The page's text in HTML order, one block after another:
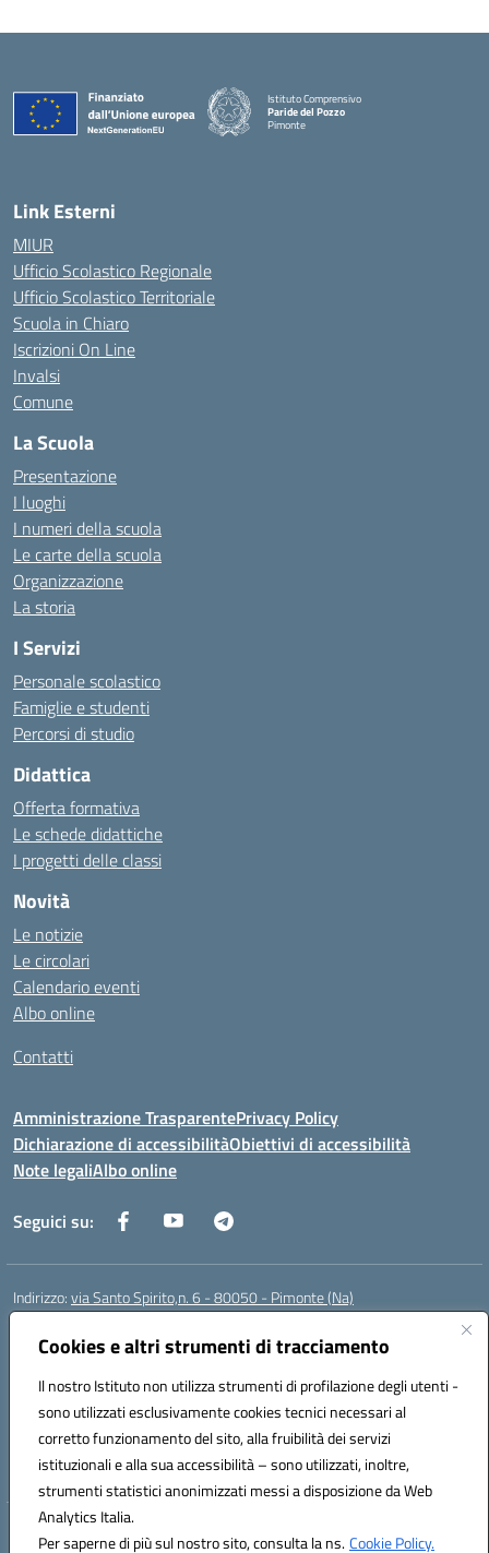
Cookies e altri strumenti di tracciamento
Il nostro Istituto non utilizza strumenti di profilazione degli utenti -
sono utilizzati esclusivamente cookies tecnici necessari al
corretto funzionamento del sito, alla fruibilità dei servizi
istituzionali e alla sua accessibilità – sono utilizzati, inoltre,
strumenti statistici anonimizzati messi a disposizione da Web
Analytics Italia.
Per saperne di più sul nostro sito, consulta la ns.Cookie Policy.
Istituto Comprensivo
Paride del Pozzo
Pimonte
Link Esterni
MIUR
Ufficio Scolastico Regionale
Ufficio Scolastico Territoriale
Scuola in Chiaro
Iscrizioni On Line
Invalsi
Comune
La Scuola
Presentazione
I luoghi
I numeri della scuola
Le carte della scuola
Organizzazione
La storia
I Servizi
Personale scolastico
Famiglie e studenti
Percorsi di studio
Didattica
Offerta formativa
Le schede didattiche
I progetti delle classi
Novità
Le notizie
Le circolari
Calendario eventi
Albo online
Contatti
Amministrazione TrasparentePrivacy Policy
Dichiarazione di accessibilitàObiettivi di accessibilità
Note legaliAlbo online
Seguici su:
Indirizzo:via Santo Spirito,n. 6 - 80050 - Pimonte (Na)
Centralino:
Posta elettronica certificata (PEC):naic86400x@pec.istruzione.it
Codice fiscale: 82008870634
Codice meccanografico:NAIC86400X
Codice Indice delle Pubbliche Amministrazioni (IPA): ISTSC_NAIC86400X
Codice unico di fatturazione (CUF): UF5NKX
Hosting & Powered by 3D Solution S.r.l.